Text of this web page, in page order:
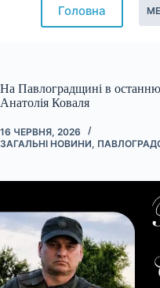
Головна
На Павлоградщині в
Анатолія Коваля
16 ЧЕРВНЯ, 2026
ЗАГАЛЬНІ НОВИНИ,